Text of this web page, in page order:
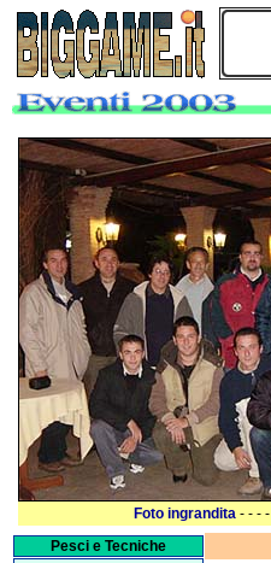
Pesci e Tecniche
Foto ingrandita- - - -